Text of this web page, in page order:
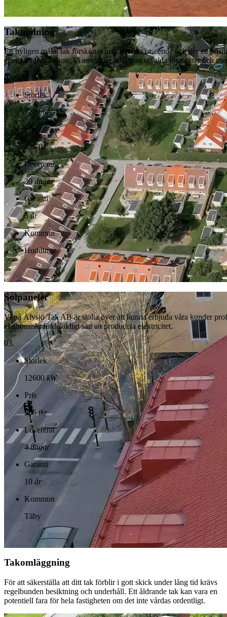
Takmålning
Ett nyligen målat tak förskönar hela ditt hus utseende och ger ett
efter kundens behov. Vi använder noggrant utvalda produkter och
02.
Storlek
720m²
Pris
456tkr
Levererat
30dagar
Garanti
5år
Kommun
Huddinge
Solpaneler
Vi på Älvsjö Tak AB är stolta över att kunna erbjuda våra kunder
ekonomiskt fördelaktigt sätt att producera elektricitet.
03.
Storlek
12600kW
Pris
256tkr
Levererat
4dagar
Garanti
10 år
Kommun
Täby
Takomläggning
För att säkerställa att ditt tak förblir i gott skick under lång tid krävs
regelbunden besiktning och underhåll. Ett åldrande tak kan vara en
potentiell fara för hela fastigheten om det inte vårdas ordentligt.